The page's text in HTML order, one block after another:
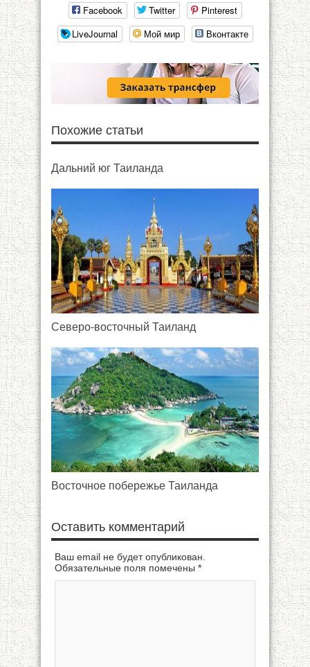
Facebook Twitter
Pinterest
LiveJournal
Мой мир Вконтакте
Похожие статьи
Дальний юг Таиланда
Северо-восточный Таиланд
Восточное побережье Таиланда
Оставить комментарий
Ваш email не будет опубликован.
Обязательные поля помечены *